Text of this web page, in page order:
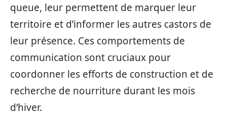
queue, leur permettent de marquer leur
territoire et d’informer les autres castors de
leur présence. Ces comportements de
communication sont cruciaux pour
coordonner les efforts de construction et de
recherche de nourriture durant les mois
d’hiver.